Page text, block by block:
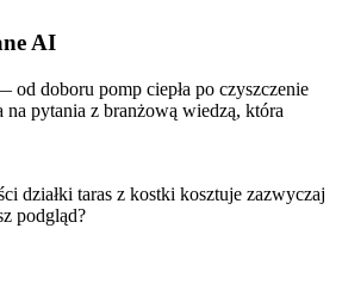
AI
doboru pomp ciepła po czyszczenie
pytania z branżową wiedzą, która
działki taras z kostki kosztuje zazwyczaj
podgląd?